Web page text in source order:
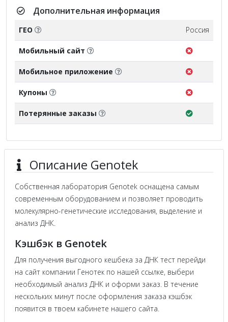
Дополнительная информация
ГЕО Россия
Мобильный сайт
Мобильное приложение
Купоны
Потерянные заказы
Описание Genotek
Собственная лаборатория Genotek оснащена самым
современным оборудованием и позволяет проводить
молекулярно-генетические исследования, выделение и
анализ ДНК.
Кэшбэк в Genotek
Для получения выгодного кешбека за ДНК тест перейди
на сайт компании Генотек по нашей ссылке, выбери
необходимый анализ ДНК и оформи заказ. В течение
нескольких минут после оформления заказа кэшбэк
появится в твоем кабинете нашего сайта.